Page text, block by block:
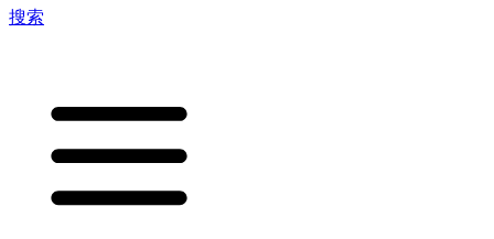
搜索